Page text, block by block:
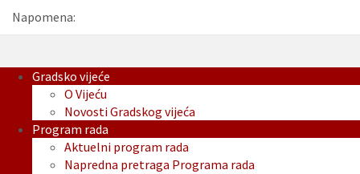
Napomena:
Gradsko vijeće
O Vijeću
Novosti Gradskog vijeća
Program rada
Aktuelni program rada
Napredna pretraga Programa rada